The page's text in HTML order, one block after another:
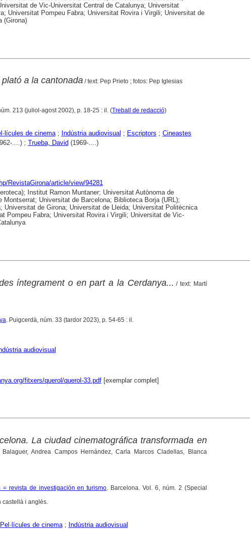
de Vic-Universitat Central de Catalunya; Universitat
Universitat Pompeu Fabra; Universitat Rovira i Virgili; Universitat de
(Girona)
a la cantonada/ text: Pep Prieto ; fotos: Pep Iglesias
213 (juliol-agost 2002), p. 18-25 : il. (Treball de redacció)
de cinema; Indústria audiovisual ; Escriptors ; Cineastes
....) ; Trueba, David (1969-....)
RevistaGirona/article/view/94281
Institut Ramon Muntaner; Universitat Autònoma de
Montserrat; Universitat de Barcelona; Biblioteca Borja (URL);
Universitat de Girona; Universitat de Lleida; Universitat Politècnica
Pompeu Fabra; Universitat Rovira i Virgili; Universitat de Vic-
íntegrament o en part a la Cerdanya... / text: Martí
. Puigcerdà, núm. 33 (tardor 2023), p. 54-65 : il.
audiovisual
fitxers/querol/querol-33.pdf[exemplar complet]
La ciudad cinematográfica transformada en
Andrea Campos Hernández, Carla Marcos Cladellas, Blanca
revista de investigación en turismo . Barcelona. Vol. 6, núm. 2 (Special
i anglès.
Pel·lícules de cinema; Indústria audiovisual